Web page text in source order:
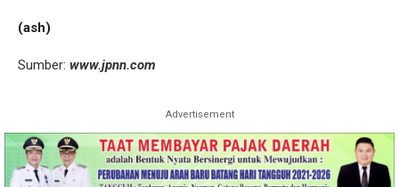
(ash)
Sumber: www.jpnn.com
Advertisement